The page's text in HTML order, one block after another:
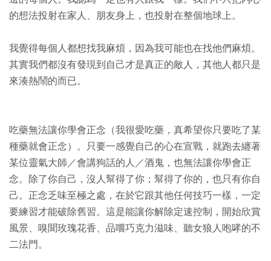
的想法投射在家人、朋友身上，也投射在整個地球上。
我覺得每個人都想找我麻煩，因為我可能也在找他們麻煩。
其實我們都沒有發現到自己才是真正的敵人，其他人都只是
來湊熱鬧的而已。
吃藥無法讓你學會正念（我很愛吃藥，真希望你只要吃了某
種藥就會正念）。只要一感覺自己的心在宣戰，就跑去纏著
某位靈氣大師／會講狗話的人／酒鬼，也無法讓你學會正
念。除了你自己，沒人幫得了你；幫得了你的，也只有你自
己。正念乏味至極之處，在於它跟其他任何技巧一樣，一定
要練習才能破除舊習。這是能讓你解除定速控制，開始欣賞
風景、嗅聞玫瑰花香、品嚐巧克力滋味、聽女狼人咆哮的不
二法門。